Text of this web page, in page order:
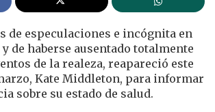
de especulaciones e incógnita en
de haberse ausentado totalmente
de la realeza, reapareció este
Kate Middleton, para informar
sobre su estado de salud.